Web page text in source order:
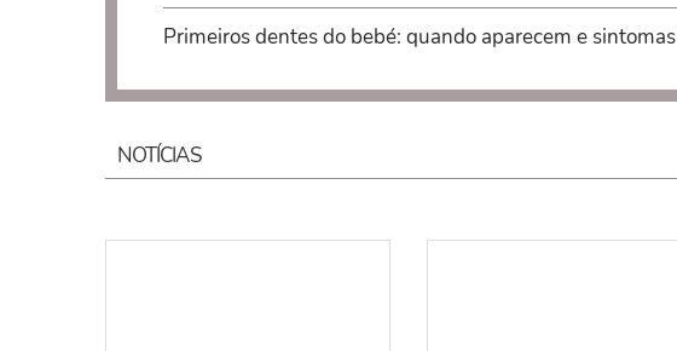
Primeiros dentes do bebé: quando aparecem e sintomas
NOTÍCIAS